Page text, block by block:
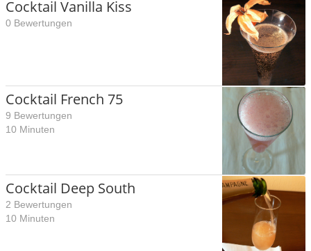
Cocktail Vanilla Kiss
0 Bewertungen
Cocktail French 75
9 Bewertungen
10 Minuten
Cocktail Deep South
2 Bewertungen
10 Minuten